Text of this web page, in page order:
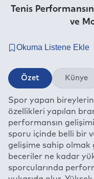
Tenis
ve
Özet Künye
Spor yapan
özellikleri yapılan
performansın
sporu içinde belli bir
gelişime sahip
beceriler ne kadar
sporcularında